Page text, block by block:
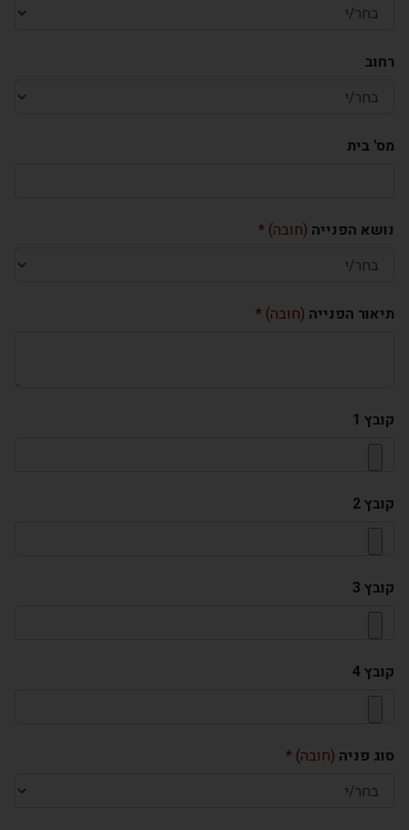
רחוב
מס' בית
נושא הפנייה (חובה)
תיאור הפנייה (חובה)
קובץ 1
קובץ 2
קובץ 3
קובץ 4
סוג פניה (חובה)